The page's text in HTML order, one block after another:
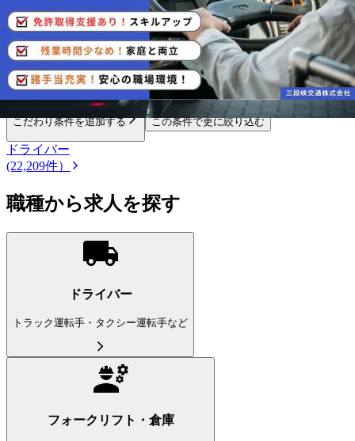
都道府県を選択
乗務する車のサイズ・車種
タクシー
こだわり条件を追加する この条件で更に絞り込む
ドライバー
(22,209件）
職種から求人を探す
ドライバー
トラック運転手・タクシー運転手など
フォークリフト・倉庫